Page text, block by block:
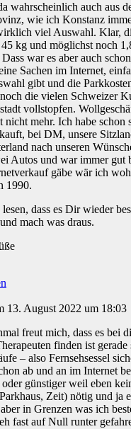
wahrscheinlich auch aus
wie ich Konstanz
viel Auswahl. Klar,
45 kg und möglichst noch
war es aber auch
Sachen im Internet,
gibt und die
die vielen Schweizer
vollstopfen.
nicht mehr. Ich habe schon
bei DM, unsere
nach unseren
Autos und war immer gut
gäbe wär ich
1990.
dass es Dir wieder
mach was draus.
13. August 2022 um 18:03
freut mich, dass es bei
finden ist gerade
– also Fernsehsessel
ab und an im Internet
günstiger weil eben
Zeit) nötig und ja
in Grenzen was ich
fast auf Null runter